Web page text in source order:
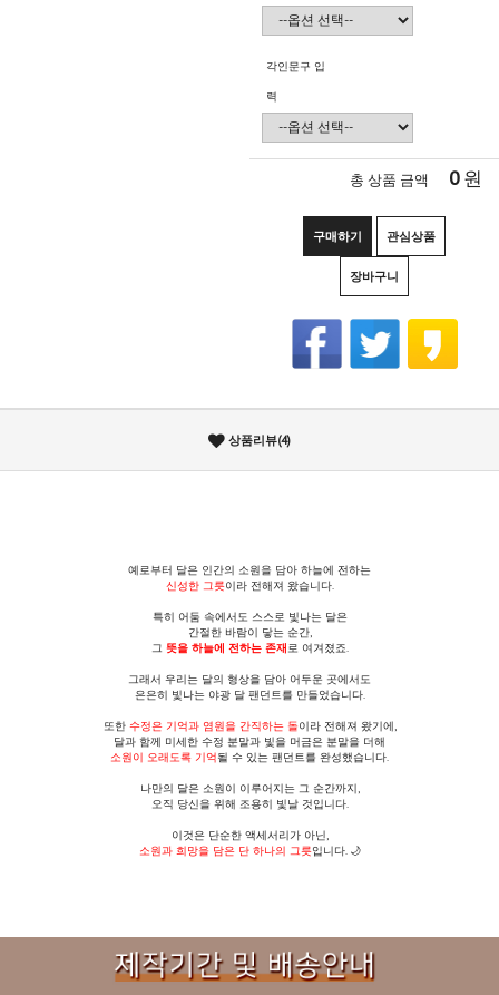
각인문구 입
력
총 상품 금액 0원
구매하기 관심상품
장바구니
상품리뷰(4)
예로부터 달은 인간의 소원을 담아 하늘에 전하는
신성한 그릇이라 전해져 왔습니다.
특히 어둠 속에서도 스스로 빛나는 달은
간절한 바람이 닿는 순간,
그 뜻을 하늘에 전하는 존재로 여겨졌죠.
그래서 우리는 달의 형상을 담아 어두운 곳에서도
은은히 빛나는 야광 달 팬던트를 만들었습니다.
또한 수정은 기억과 염원을 간직하는 돌이라 전해져 왔기에,
달과 함께 미세한 수정 분말과 빛을 머금은 분말을 더해
소원이 오래도록 기억될 수 있는 팬던트를 완성했습니다.
나만의 달은 소원이 이루어지는 그 순간까지,
오직 당신을 위해 조용히 빛날 것입니다.
이것은 단순한 액세서리가 아닌,
소원과 희망을 담은 단 하나의 그릇입니다. 🌙